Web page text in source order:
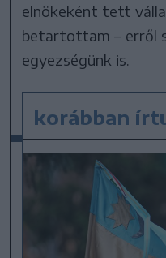
elnökeként tett
betartottam – erről
egyezségünk is.
korábban